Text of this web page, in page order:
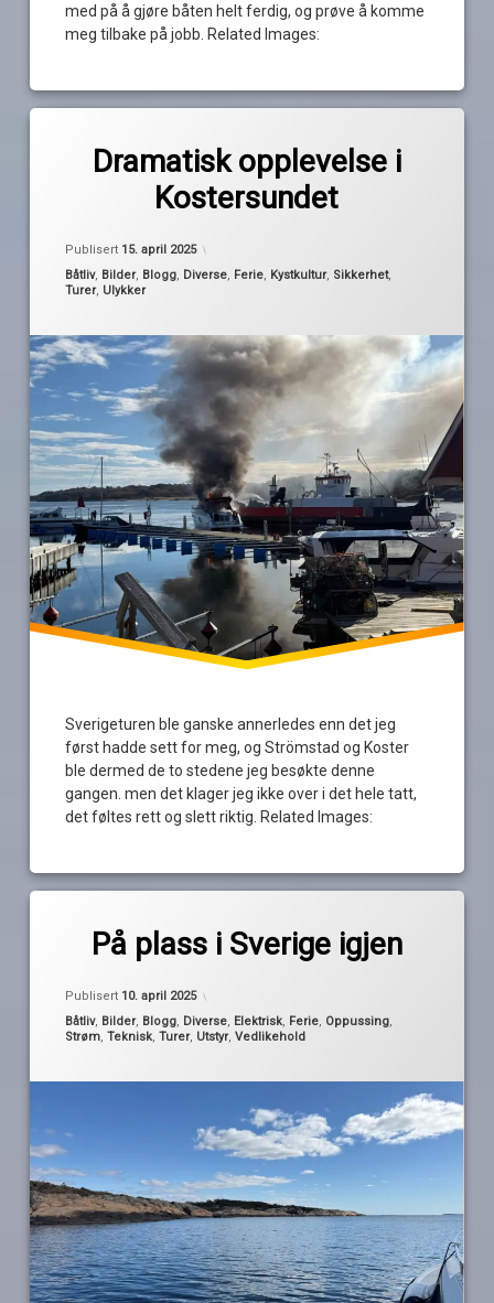
med på å gjøre båten helt ferdig, og prøve å komme
meg tilbake på jobb. Related Images:
Dramatisk opplevelse i
Kostersundet
Publisert 15. april 2025
Kategorier:
Båtliv, Bilder, Blogg, Diverse, Ferie, Kystkultur, Sikkerhet,
Turer, Ulykker
Sverigeturen ble ganske annerledes enn det jeg
først hadde sett for meg, og Strömstad og Koster
ble dermed de to stedene jeg besøkte denne
gangen. men det klager jeg ikke over i det hele tatt,
det føltes rett og slett riktig. Related Images:
båtbrann
koster
kostersundet
På plass i Sverige igjen
Publisert 10. april 2025
Kategorier:
Båtliv, Bilder, Blogg, Diverse, Elektrisk, Ferie, Oppussing,
Strøm,Teknisk,Turer, Utstyr,Vedlikehold
fredrikstad
koster
oscarsborg
sverige
Tur